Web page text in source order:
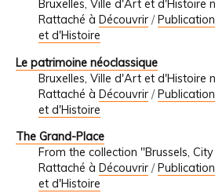
Bruxelles, Ville d'Art et d'Histoire
Rattaché à Découvrir /
et d'Histoire
Le patrimoine néoclassique
Bruxelles, Ville d'Art et d'Histoire
Rattaché à Découvrir /
et d'Histoire
The Grand-Place
From the collection "Brussels,
Rattaché à Découvrir /
et d'Histoire